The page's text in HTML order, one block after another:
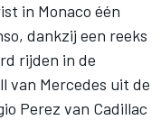
in Monaco één
, dankzij een reeks
rijden in de
van Mercedes uit de
Perez van Cadillac